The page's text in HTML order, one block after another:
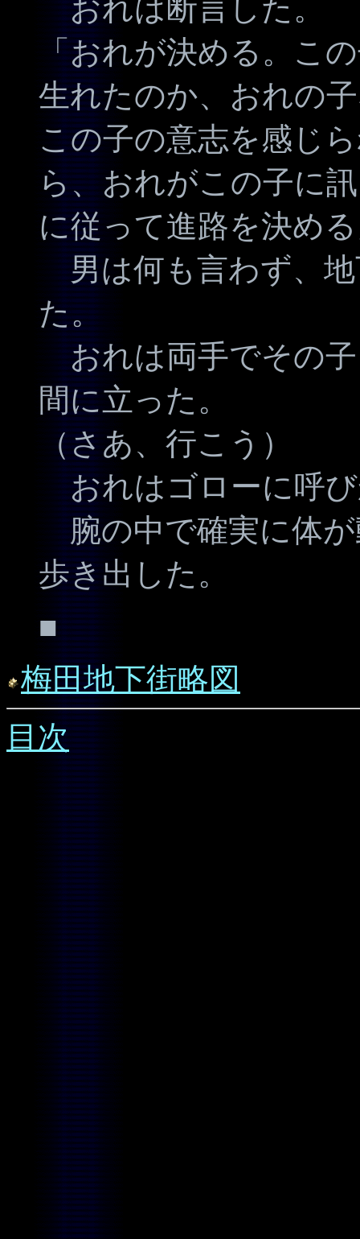
おれは断言した。
「おれが決める。こ
生れたのか、おれの
この子の意志を感じ
ら、おれがこの子に
に従って進路を決め
男は何も言わず、
た。
おれは両手でその
間に立った。
（さあ、行こう）
おれはゴローに呼
腕の中で確実に体
歩き出した。
■
梅田地下街略図
目次